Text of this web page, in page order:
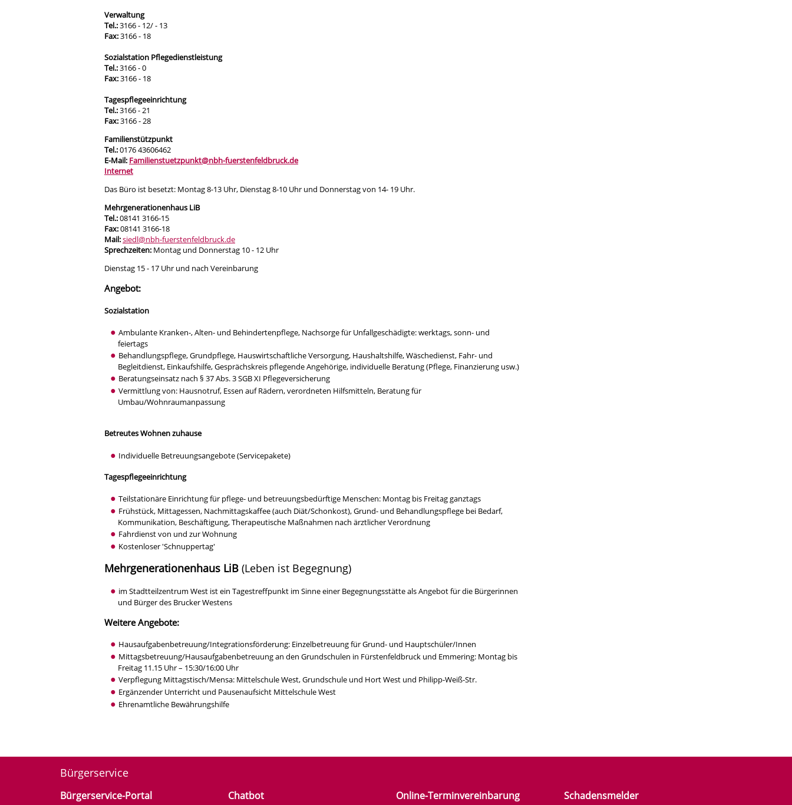
Verwaltung
Tel.:3166 - 12/ - 13
Fax:3166 - 18
Sozialstation Pflegedienstleistung
Tel.:3166 - 0
Fax:3166 - 18
Tagespflegeeinrichtung
Tel.:3166 - 21
Fax:3166 - 28
Familienstützpunkt
Tel.:0176 43606462
E-Mail: Familienstuetzpunkt@nbh-fuerstenfeldbruck.de
Internet
Das Büro ist besetzt: Montag 8-13 Uhr, Dienstag 8-10 Uhr und Donnerstag von 14- 19 Uhr.
Mehrgenerationenhaus LiB
Tel.:08141 3166-15
Fax:08141 3166-18
Mail:siedl@nbh-fuerstenfeldbruck.de
Sprechzeiten: Montag und Donnerstag 10 - 12 Uhr
Dienstag 15 - 17 Uhr und nach Vereinbarung
Angebot:
Sozialstation
Ambulante Kranken-, Alten- und Behindertenpflege, Nachsorge für Unfallgeschädigte: werktags, sonn- und
feiertags
Behandlungspflege, Grundpflege, Hauswirtschaftliche Versorgung, Haushaltshilfe, Wäschedienst, Fahr- und
Begleitdienst, Einkaufshilfe, Gesprächskreis pflegende Angehörige, individuelle Beratung (Pflege, Finanzierung usw.)
Beratungseinsatz nach § 37 Abs. 3 SGB XI Pflegeversicherung
Vermittlung von: Hausnotruf, Essen auf Rädern, verordneten Hilfsmitteln, Beratung für
Umbau/Wohnraumanpassung
Betreutes Wohnen zuhause
Individuelle Betreuungsangebote (Servicepakete)
Tagespflegeeinrichtung
Teilstationäre Einrichtung für pflege- und betreuungsbedürftige Menschen: Montag bis Freitag ganztags
Frühstück, Mittagessen, Nachmittagskaffee (auch Diät/Schonkost), Grund- und Behandlungspflege bei Bedarf,
Kommunikation, Beschäftigung, Therapeutische Maßnahmen nach ärztlicher Verordnung
Fahrdienst von und zur Wohnung
Kostenloser 'Schnuppertag'
Mehrgenerationenhaus LiB (Leben ist Begegnung)
im Stadtteilzentrum West ist ein Tagestreffpunkt im Sinne einer Begegnungsstätte als Angebot für die Bürgerinnen
und Bürger des Brucker Westens
Weitere Angebote:
Hausaufgabenbetreuung/Integrationsförderung: Einzelbetreuung für Grund- und Hauptschüler/Innen
Mittagsbetreuung/Hausaufgabenbetreuung an den Grundschulen in Fürstenfeldbruck und Emmering: Montag bis
Freitag 11.15 Uhr – 15:30/16:00 Uhr
Verpflegung Mittagstisch/Mensa: Mittelschule West, Grundschule und Hort West und Philipp-Weiß-Str.
Ergänzender Unterricht und Pausenaufsicht Mittelschule West
Ehrenamtliche Bewährungshilfe
Bürgerservice
Bürgerservice-Portal Chatbot Online-Terminvereinbarung Schadensmelder